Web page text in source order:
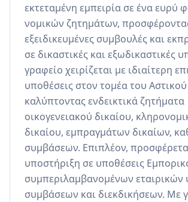
εκτεταμένη εμπειρία σε ένα ευρύ
νομικών ζητημάτων,
εξειδικευμένες συμβουλές και
σε δικαστικές και εξωδικαστικές
γραφείο χειρίζεται με ιδιαίτερη
υποθέσεις στον τομέα του Αστικού
καλύπτοντας ενδεικτικά ζητήματα
οικογενειακού δικαίου,
δικαίου, εμπραγμάτων δικαίων,
συμβάσεων. Επιπλέον,
υποστήριξη σε υποθέσεις
συμπεριλαμβανομένων εταιρικών
συμβάσεων και διεκδικήσεων. Με